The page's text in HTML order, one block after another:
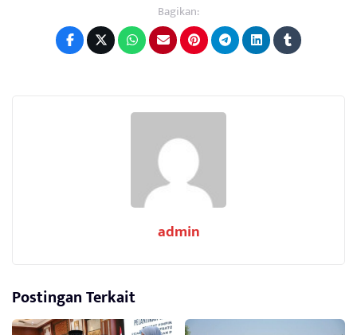
Bagikan:
admin
Postingan Terkait